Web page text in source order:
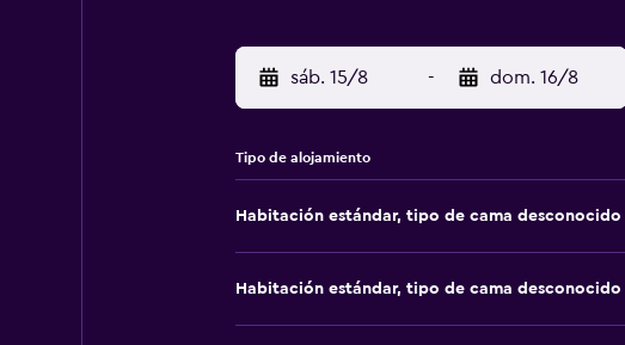
sáb. 15/8 - dom. 16/8
Tipo de alojamiento
Habitación estándar, tipo de cama desconocido
Habitación estándar, tipo de cama desconocido